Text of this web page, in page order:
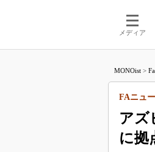
メディア
MONOist >
アズ
に拠
FAニュ